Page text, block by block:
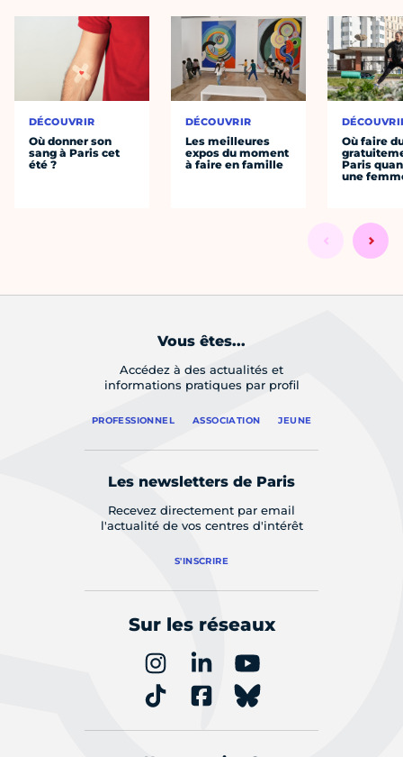
DÉCOUVRIR
Où donner son
sang à Paris cet
été ?
DÉCOUVRIR
Les meilleures
expos du moment
à faire en famille
Où faire
Paris
une
Vous êtes...
Accédez à des actualités et
informations pratiques par profil
PROFESSIONNEL ASSOCIATION JEUNE
Les newsletters de Paris
Recevez directement par email
l'actualité de vos centres d'intérêt
S'INSCRIRE
Sur les réseaux